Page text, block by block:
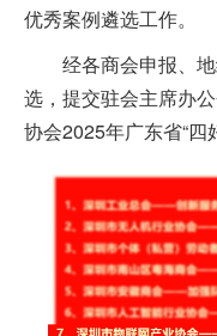
优秀案例遴选工作。
经各商会申报、
选，提交驻会主席办
协会2025年广东省“四